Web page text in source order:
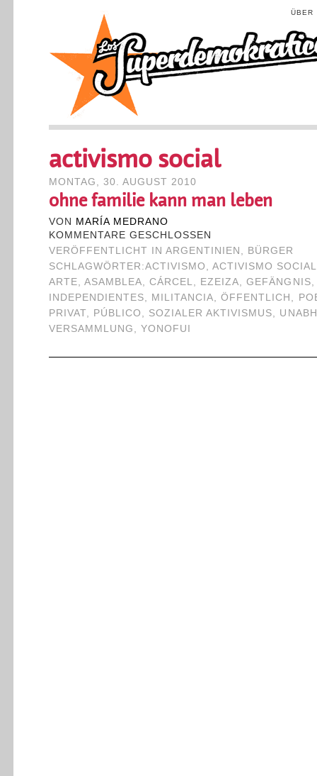
ÜBER
activismo social
MONTAG, 30. AUGUST 2010
ohne familie kann man leben
VON
MARÍA MEDRANO
KOMMENTARE GESCHLOSSEN
VERÖFFENTLICHT IN ARGENTINIEN , BÜRGER
SCHLAGWÖRTER:ACTIVISMO ,ACTIVISMO SOCIAL
ARTE, ASAMBLEA, CÁRCEL, EZEIZA,GEFÄNGNIS
INDEPENDIENTES, MILITANCIA,ÖFFENTLICH ,
PRIVAT, PÚBLICO , SOZIALER AKTIVISMUS,
VERSAMMLUNG , YONOFUI